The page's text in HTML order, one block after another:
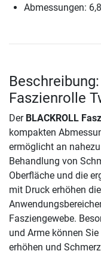
Abmessungen:
Faszienrolle
Der BLACKROLL
kompakten
ermöglicht an
Behandlung von
Oberfläche und die
mit Druck erhöhen
Fasziengewebe.
und Arme können
erhöhen und